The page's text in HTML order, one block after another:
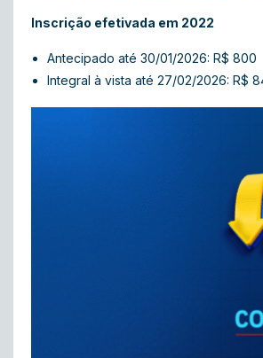
Inscrição efetivada em 2022
Antecipado até 30/01/2026: R$ 800
Integral à vista até 27/02/2026: R$